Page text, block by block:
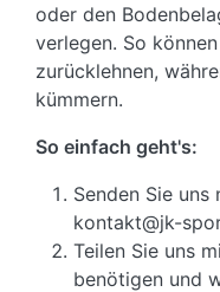
oder den
verlegen. So
zurücklehnen,
kümmern.
So einfach geht's:
Senden Sie
kontakt@jk-
Teilen Sie uns
benötigen und